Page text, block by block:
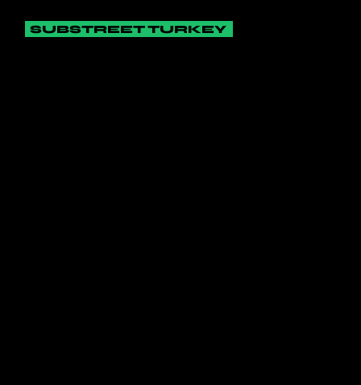
SUBSTREET TURKEY